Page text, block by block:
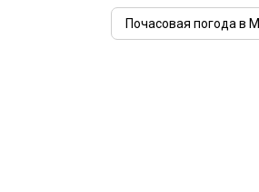
Почасовая погода в